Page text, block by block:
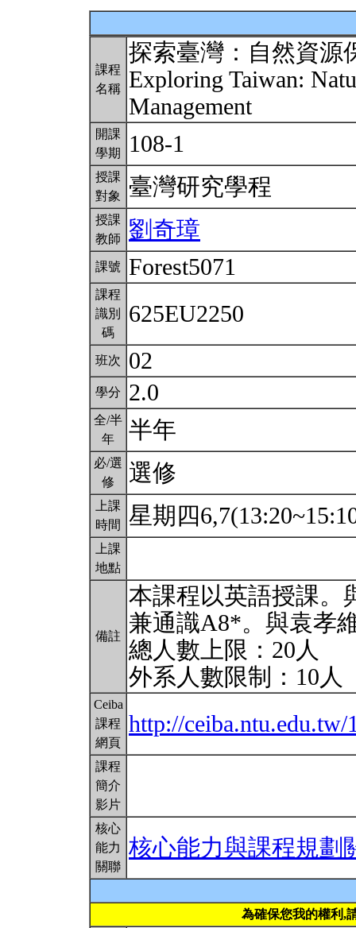
課程
名稱
探索臺灣：自然資源
Exploring Taiwan:
Management
開課
學期
108-1
授課
對象
臺灣研究學程
授課
教師
劉奇璋
課號 Forest5071
課程
識別
碼
625EU2250
班次 02
學分 2.0
全/半
年
半年
必/選
修
選修
上課
時間
星期四
上課
地點
備註
本課程以英語授課。
兼通識A8*。與袁孝
總人數上限：20人
外系人數限制：10人
Ceiba
課程
網頁
http://ceiba.ntu.edu.tw/
課程
簡介
影片
核心
能力
關聯
核心能力與課程規劃
為確保您我的權利,